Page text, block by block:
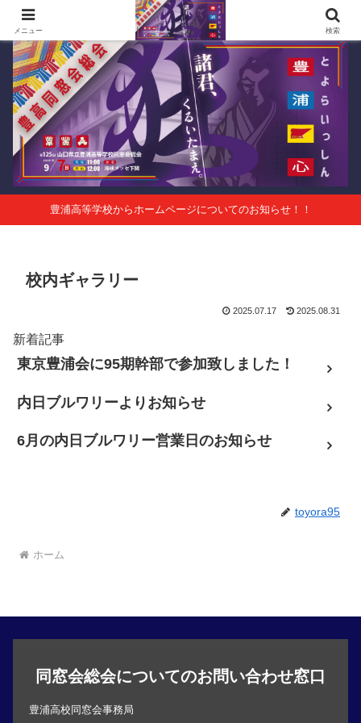
第125回山口県立豊浦高等学校同窓会総会 会報Vol.63
豊浦高等学校からホームページについてのお知らせ！！
校内ギャラリー
2025.07.17 2025.08.31
新着記事
東京豊浦会に95期幹部で参加致しました！
内日ブルワリーよりお知らせ
6月の内日ブルワリー営業日のお知らせ
toyora95
ホーム
同窓会総会についてのお問い合わせ窓口
豊浦高校同窓会事務局
メニュー 検索